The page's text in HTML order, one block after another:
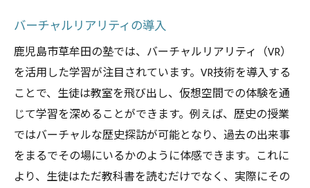
バーチャルリアリティの導入
鹿児島市草牟田の塾では、バーチャルリアリティ（VR）
を活用した学習が注目されています。VR技術を導入する
ことで、生徒は教室を飛び出し、仮想空間での体験を通
じて学習を深めることができます。例えば、歴史の授業
ではバーチャルな歴史探訪が可能となり、過去の出来事
をまるでその場にいるかのように体感できます。これに
より、生徒はただ教科書を読むだけでなく、実際にその